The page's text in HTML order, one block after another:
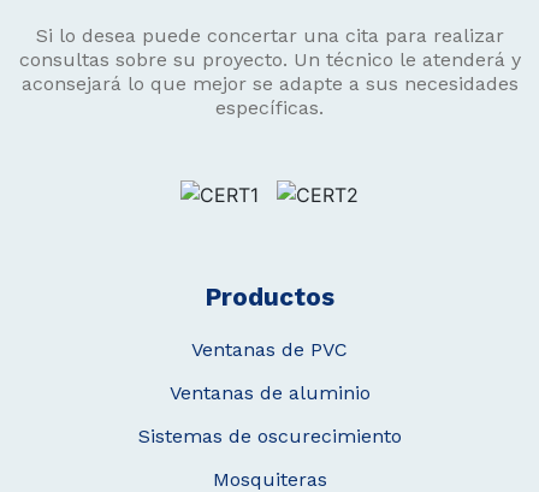
Si lo desea puede concertar una cita para realizar
consultas sobre su proyecto. Un técnico le atenderá y
aconsejará lo que mejor se adapte a sus necesidades
específicas.
Productos
Ventanas de PVC
Ventanas de aluminio
Sistemas de oscurecimiento
Mosquiteras